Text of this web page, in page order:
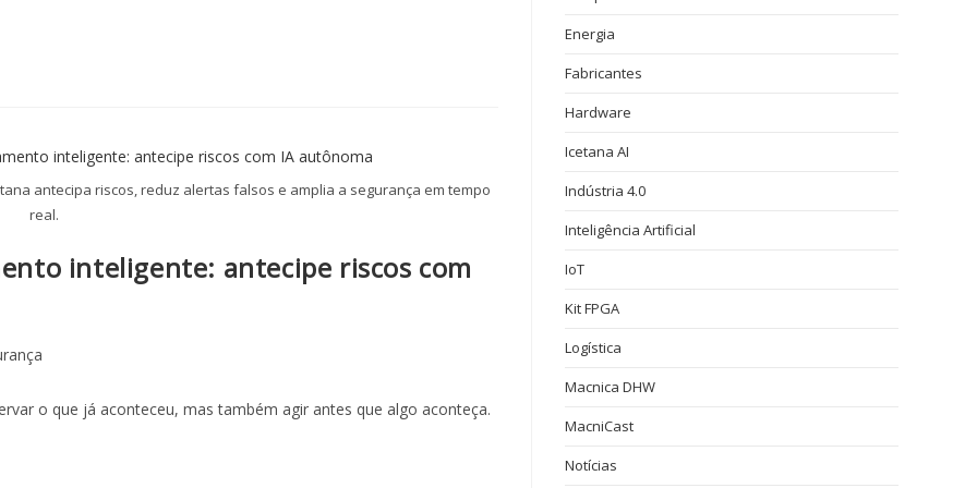
antecipa riscos, reduz alertas falsos e amplia a segurança em tempo
real.
inteligente: antecipe riscos com
o que já aconteceu, mas também agir antes que algo aconteça.
Energia
Fabricantes
Hardware
Icetana AI
Indústria 4.0
Inteligência Artificial
IoT
Kit FPGA
Logística
Macnica DHW
MacniCast
Notícias